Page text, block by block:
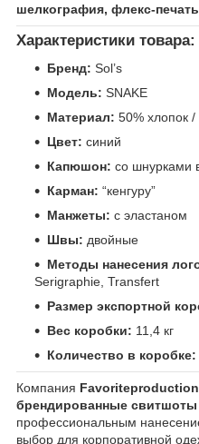
шелкография, флекс-
Характеристики товара:
Бренд: Sol’s
Модель: SNAKE
Материал: 50% хлопок
Цвет: синий
Капюшон: со шнурками
Карман: “кенгуру”
Манжеты: с эластаном
Швы: двойные
Методы нанесения
Serigraphie, Transfert
Размер экспортной
Вес коробки: 11,4 кг
Количество в коробке:
Компания
брендированные свитшоты
профессиональным
выбор для корпоративной